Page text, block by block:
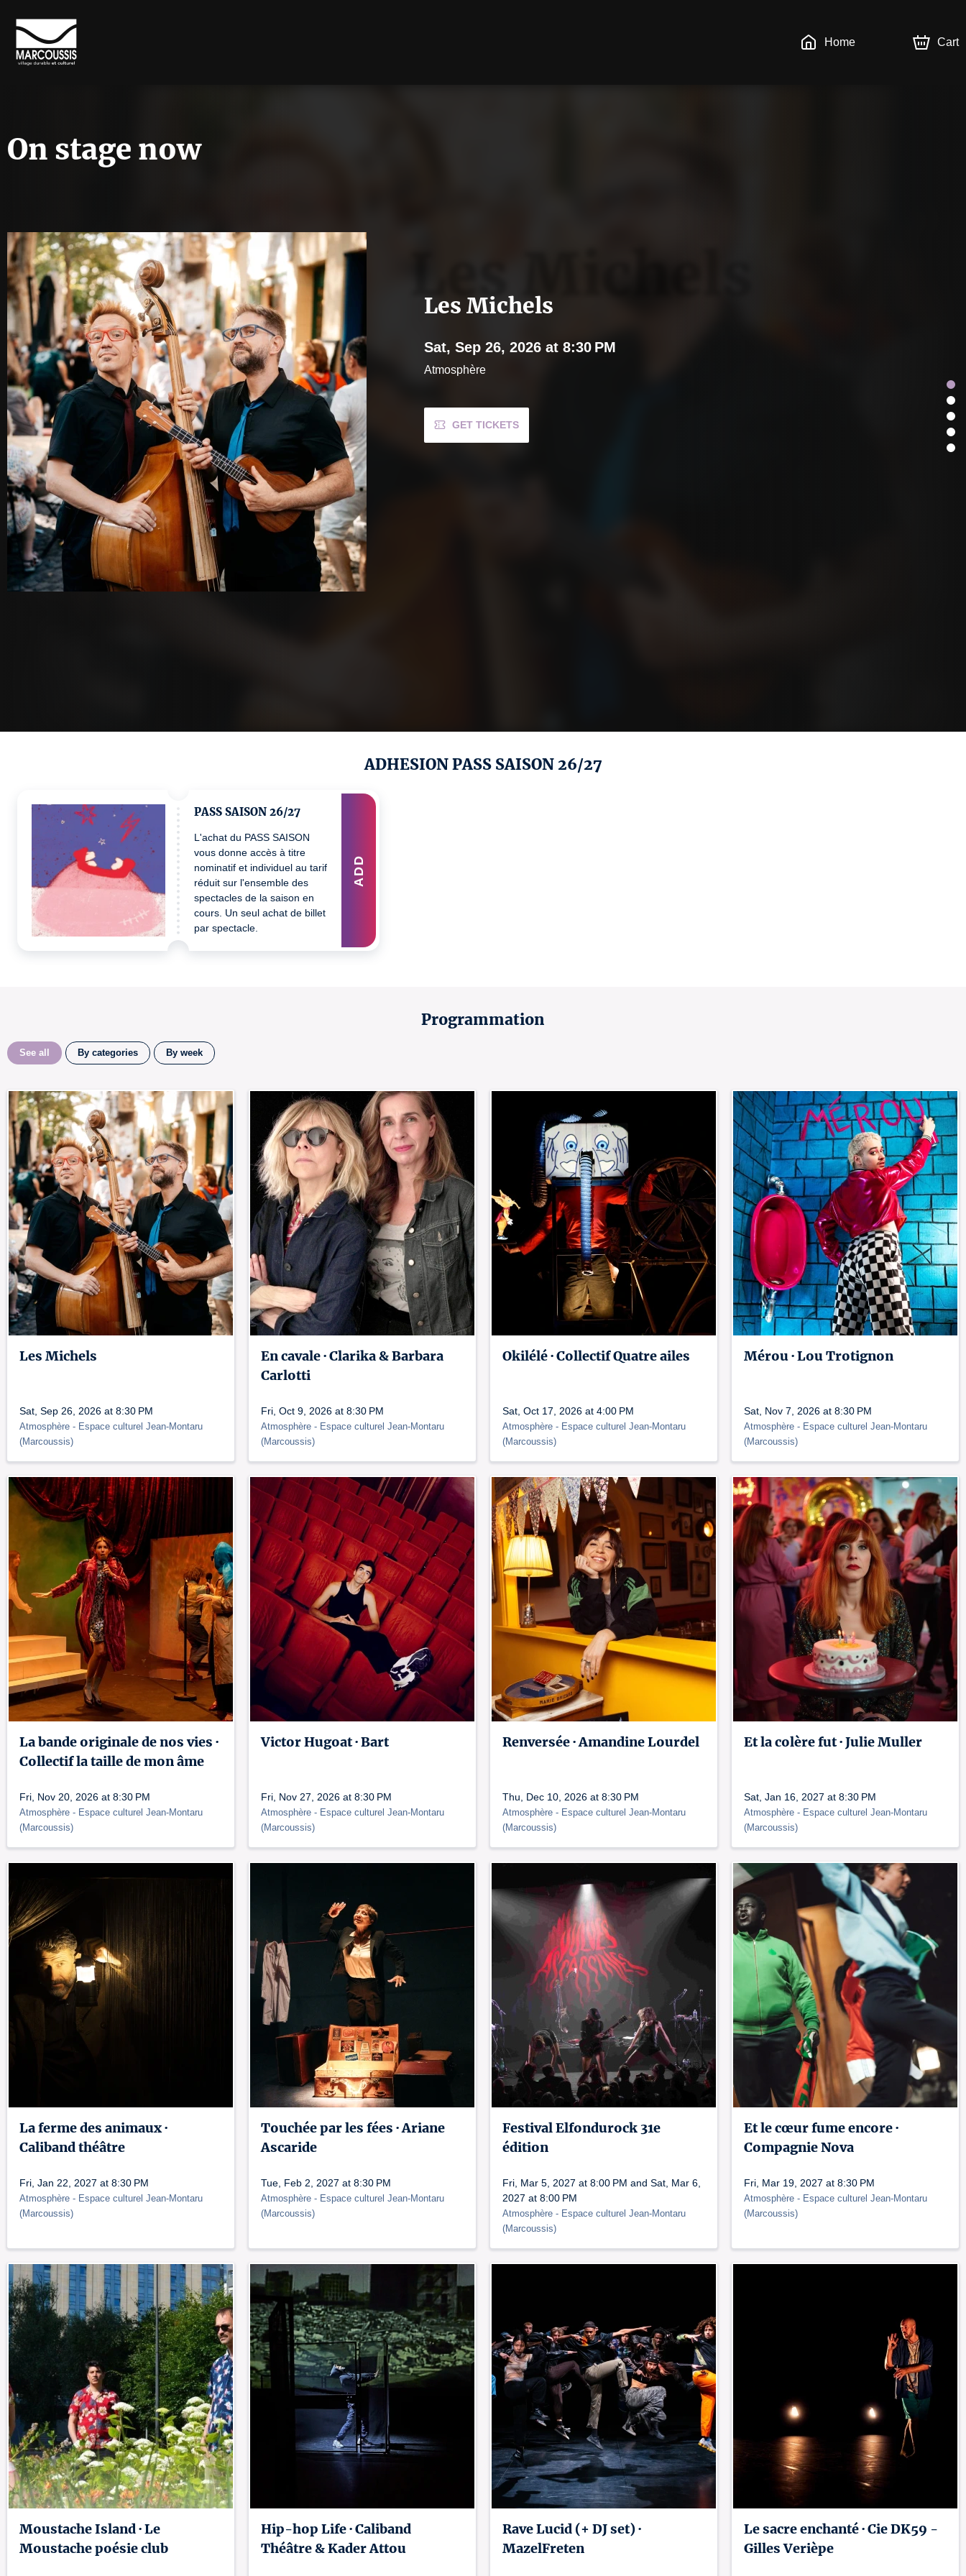
Home Cart
Programmation
See all By categories By week
Les Michels
Sat, Sep 26, 2026 at 8:30 PM
Atmosphère - Espace culturel Jean-Montaru
(Marcoussis)
En cavale · Clarika & Barbara
Carlotti
Fri, Oct 9, 2026 at 8:30 PM
Atmosphère - Espace culturel Jean-Montaru
(Marcoussis)
Okilélé · Collectif Quatre ailes
Sat, Oct 17, 2026 at 4:00 PM
Atmosphère - Espace culturel Jean-Montaru
(Marcoussis)
Mérou · Lou Trotignon
Sat, Nov 7, 2026 at 8:30 PM
Atmosphère - Espace culturel Jean-Montaru
(Marcoussis)
La bande originale de nos vies ·
Collectif la taille de mon âme
Fri, Nov 20, 2026 at 8:30 PM
Atmosphère - Espace culturel Jean-Montaru
(Marcoussis)
Victor Hugoat · Bart
Fri, Nov 27, 2026 at 8:30 PM
Atmosphère - Espace culturel Jean-Montaru
(Marcoussis)
Renversée · Amandine Lourdel
Thu, Dec 10, 2026 at 8:30 PM
Atmosphère - Espace culturel Jean-Montaru
(Marcoussis)
Et la colère fut · Julie Muller
Sat, Jan 16, 2027 at 8:30 PM
Atmosphère - Espace culturel Jean-Montaru
(Marcoussis)
La ferme des animaux ·
Caliband théâtre
Fri, Jan 22, 2027 at 8:30 PM
Atmosphère - Espace culturel Jean-Montaru
(Marcoussis)
Touchée par les fées · Ariane
Ascaride
Tue, Feb 2, 2027 at 8:30 PM
Atmosphère - Espace culturel Jean-Montaru
(Marcoussis)
Festival Elfondurock 31e
édition
Fri, Mar 5, 2027 at 8:00 PM and Sat, Mar 6,
2027 at 8:00 PM
Atmosphère - Espace culturel Jean-Montaru
(Marcoussis)
Et le cœur fume encore ·
Compagnie Nova
Fri, Mar 19, 2027 at 8:30 PM
Atmosphère - Espace culturel Jean-Montaru
(Marcoussis)
Moustache Island · Le
Moustache poésie club
Hip-hop Life · Caliband
Théâtre & Kader Attou
Rave Lucid (+ DJ set) ·
MazelFreten
Le sacre enchanté · Cie DK59 -
Gilles Verièpe
ADHESION PASS SAISON 26/27
PASS SAISON 26/27
L'achat du PASS SAISON
vous donne accès à titre
nominatif et individuel au tarif
réduit sur l'ensemble des
spectacles de la saison en
cours. Un seul achat de billet
par spectacle.
ADD
On stage now
Les Michels
Sat, Sep 26, 2026 at 8:30 PM
Atmosphère
GET TICKETS
Les Michels